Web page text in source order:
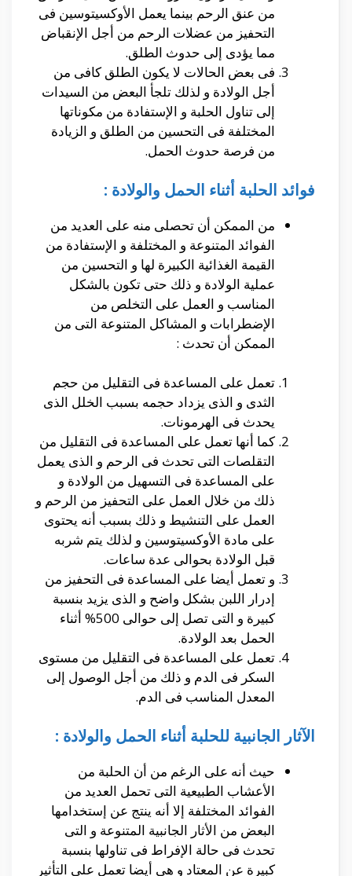
من عنق الرحم بينما يعمل الأوكسيتوسين فى
التحفيز من عضلات الرحم من أجل الإنقباض
مما يؤدى إلى حدوث الطلق.
فى بعض الحالات لا يكون الطلق كافى من
أجل الولادة و لذلك تلجأ البعض من السيدات
إلى تناول الحلبة و الإستفادة من مكوناتها
المختلفة فى التحسين من الطلق و الزيادة
من فرصة حدوث الحمل.
فوائد الحلبة أثناء الحمل والولادة :
من الممكن أن تحصلى منه على العديد من
الفوائد المتنوعة و المختلفة و الإستفادة من
القيمة الغذائية الكبيرة لها و التحسين من
عملية الولادة و ذلك حتى تكون بالشكل
المناسب و العمل على التخلص من
الإضطرابات و المشاكل المتنوعة التى من
الممكن أن تحدث :
تعمل على المساعدة فى التقليل من حجم
الثدى و الذى يزداد حجمه بسبب الخلل الذى
يحدث فى الهرمونات.
كما أنها تعمل على المساعدة فى التقليل من
التقلصات التى تحدث فى الرحم و الذى يعمل
على المساعدة فى التسهيل من الولادة و
ذلك من خلال العمل على التحفيز من الرحم و
العمل على التنشيط و ذلك بسبب أنه يحتوى
على مادة الأوكسيتوسين و لذلك يتم شربه
قبل الولادة بحوالى عدة ساعات.
و تعمل أيضا على المساعدة فى التحفيز من
إدرار اللبن بشكل واضح و الذى يزيد بنسبة
كبيرة و التى تصل إلى حوالى 500% أثناء
الحمل بعد الولادة.
تعمل على المساعدة فى التقليل من مستوى
السكر فى الدم و ذلك من أجل الوصول إلى
المعدل المناسب فى الدم.
الآثار الجانبية للحلبة أثناء الحمل والولادة :
حيث أنه على الرغم من أن الحلبة من
الأعشاب الطبيعية التى تحمل العديد من
الفوائد المختلفة إلا أنه ينتج عن إستخدامها
البعض من الأثار الجانبية المتنوعة و التى
تحدث فى حالة الإفراط فى تناولها بنسبة
كبيرة عن المعتاد و هى أيضا تعمل على التأثير